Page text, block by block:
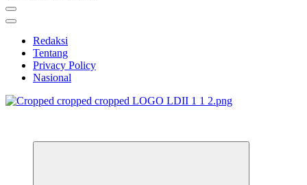
Redaksi
Tentang
Privacy Policy
Nasional